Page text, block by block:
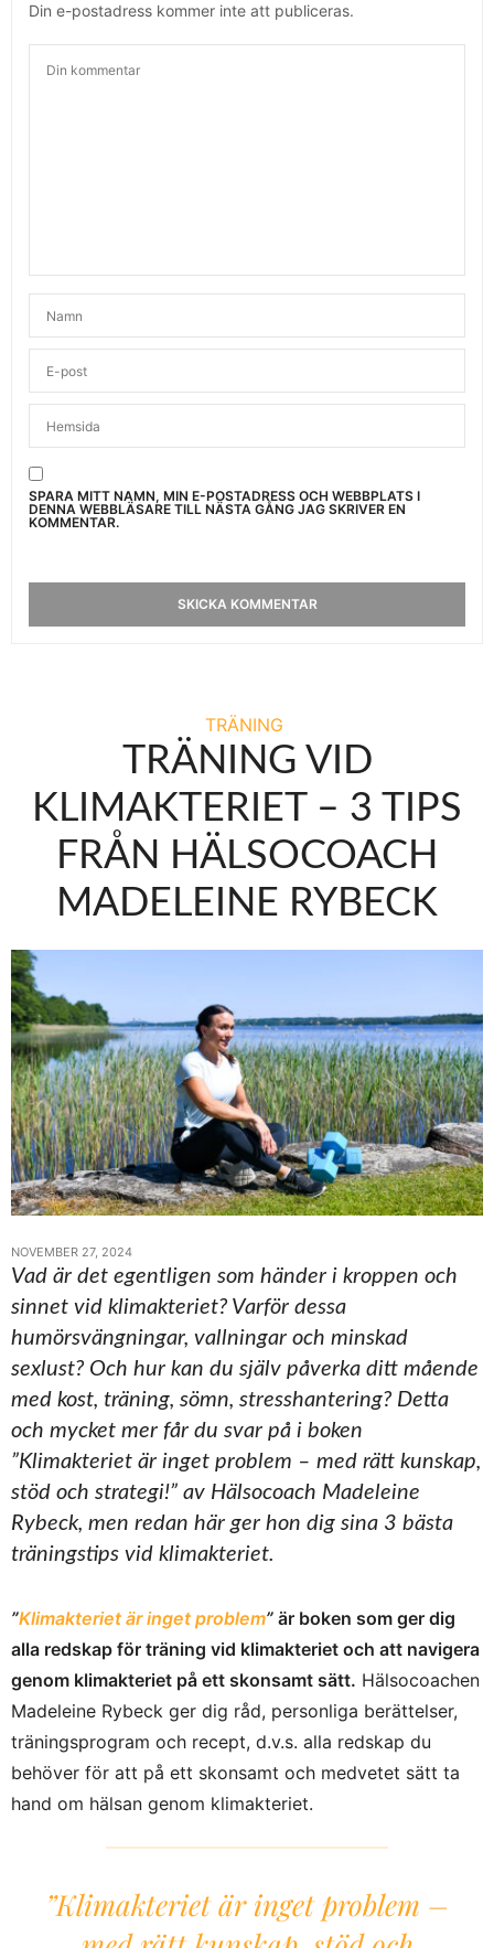
Din e-postadress kommer inte att publiceras.
SPARA MITT NAMN, MIN E-POSTADRESS OCH WEBBPLATS I
DENNA WEBBLÄSARE TILL NÄSTA GÅNG JAG SKRIVER EN
KOMMENTAR.
TRÄNING
TRÄNING VID
KLIMAKTERIET – 3 TIPS
FRÅN HÄLSOCOACH
MADELEINE RYBECK
NOVEMBER 27, 2024
Vad är det egentligen som händer i kroppen och
sinnet vid klimakteriet? Varför dessa
humörsvängningar, vallningar och minskad
sexlust? Och hur kan du själv påverka ditt mående
med kost, träning, sömn, stresshantering? Detta
och mycket mer får du svar på i boken
”Klimakteriet är inget problem – med rätt kunskap,
stöd och strategi!” av Hälsocoach Madeleine
Rybeck, men redan här ger hon dig sina 3 bästa
träningstips vid klimakteriet.
”Klimakteriet är inget problem” är boken som ger dig
alla redskap för träning vid klimakteriet och att navigera
genom klimakteriet på ett skonsamt sätt. Hälsocoachen
Madeleine Rybeck ger dig råd, personliga berättelser,
träningsprogram och recept, d.v.s. alla redskap du
behöver för att på ett skonsamt och medvetet sätt ta
hand om hälsan genom klimakteriet.
”Klimakteriet är inget problem –